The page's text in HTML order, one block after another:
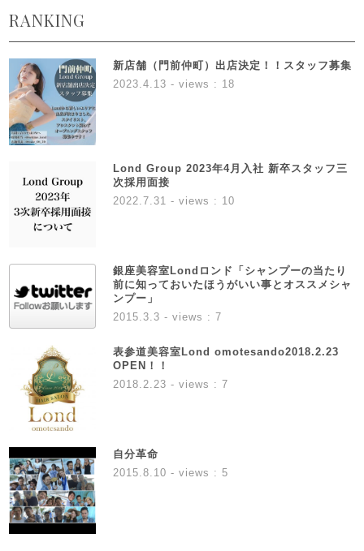
RANKING
新店舗（門前仲町）出店決定！！スタッフ募集
2023.4.13 - views : 18
Lond Group 2023年4月入社 新卒スタッフ三
次採用面接
2022.7.31 - views : 10
銀座美容室Londロンド「シャンプーの当たり
前に知っておいたほうがいい事とオススメシャ
ンプー」
2015.3.3 - views : 7
表参道美容室Lond omotesando2018.2.23
OPEN！！
2018.2.23 - views : 7
自分革命
2015.8.10 - views : 5